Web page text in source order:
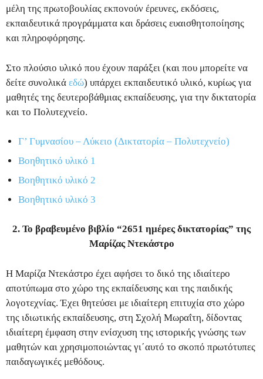
μέλη της πρωτοβουλίας εκπονούν έρευνες, εκδόσεις,
εκπαιδευτικά προγράμματα και δράσεις ευαισθητοποίησης
και πληροφόρησης.
Στο πλούσιο υλικό που έχουν παράξει (και που μπορείτε να
δείτε συνολικά εδώ) υπάρχει εκπαιδευτικό υλικό, κυρίως για
μαθητές της δευτεροβάθμιας εκπαίδευσης, για την δικτατορία
και το Πολυτεχνείο.
Γ’ Γυμνασίου – Λύκειο (Δικτατορία – Πολυτεχνείο)
Βοηθητικό υλικό 1
Βοηθητικό υλικό 2
Βοηθητικό υλικό 3
2. Το βραβευμένο βιβλίο “2651 ημέρες δικτατορίας” της
Μαρίζας Ντεκάστρο
Η Μαρίζα Ντεκάστρο έχει αφήσει το δικό της ιδιαίτερο
αποτύπωμα στο χώρο της εκπαίδευσης και της παιδικής
λογοτεχνίας. Έχει θητεύσει με ιδιαίτερη επιτυχία στο χώρο
της ιδιωτικής εκπαίδευσης, στη Σχολή Μωραΐτη, δίδοντας
ιδιαίτερη έμφαση στην ενίσχυση της ιστορικής γνώσης των
μαθητών και χρησιμοποιώντας γι΄αυτό το σκοπό πρωτότυπες
παιδαγωγικές μεθόδους.